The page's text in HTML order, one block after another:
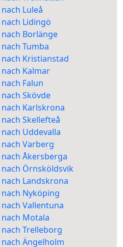
Luleå
Lidingö
Borlänge
Tumba
Kristianstad
Kalmar
Falun
Skövde
Karlskrona
Skellefteå
Uddevalla
Varberg
Åkersberga
Örnsköldsvik
Landskrona
Nyköping
Vallentuna
Motala
Trelleborg
Ängelholm